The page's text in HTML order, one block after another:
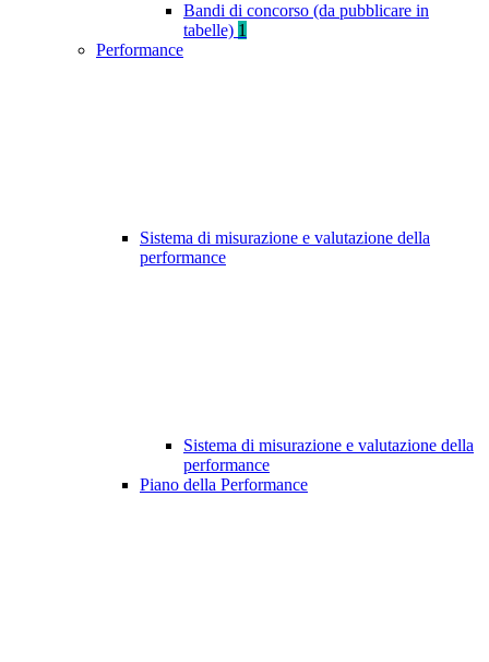
Bandi di concorso (da pubblicare in
tabelle) 1
Performance
Sistema di misurazione e valutazione della
performance
Sistema di misurazione e valutazione della
performance
Piano della Performance